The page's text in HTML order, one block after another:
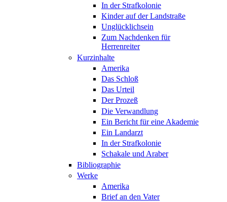
In der Strafkolonie
Kinder auf der Landstraße
Unglücklichsein
Zum Nachdenken für
Herrenreiter
Kurzinhalte
Amerika
Das Schloß
Das Urteil
Der Prozeß
Die Verwandlung
Ein Bericht für eine Akademie
Ein Landarzt
In der Strafkolonie
Schakale und Araber
Bibliographie
Werke
Amerika
Brief an den Vater